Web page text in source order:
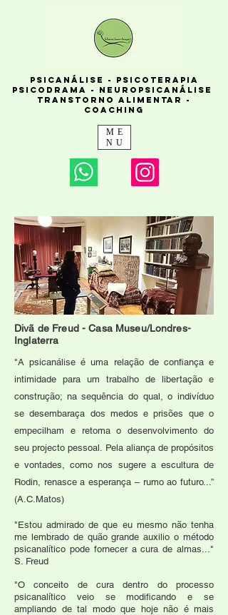
ME
NU
PSICANÁLISE - PSICOTERAPIA
PSICODRAMA - NEUROPSICANÁLISE
TRANSTORNO ALIMENTAR -
COACHING
Divã de Freud - Casa Museu/Londres-
Inglaterra
"A psicanálise é uma relação de confiança e
intimidade para um trabalho de libertação e
construção; na sequência do qual, o indivíduo
se desembaraça dos medos e prisões que o
empecilham e retoma o desenvolvimento do
seu projecto pessoal. Pela aliança de propósitos
e vontades, como nos sugere a escultura de
Rodin, renasce a esperança – rumo ao futuro...”
(A.C.Matos)
"Estou admirado de que eu mesmo não tenha
me lembrado de quão grande auxilio o método
psicanalítico pode fornecer a cura de almas..."
S. Freud
"O conceito de cura dentro do processo
psicanalítico veio se modificando e se
ampliando de tal modo que hoje não é mais